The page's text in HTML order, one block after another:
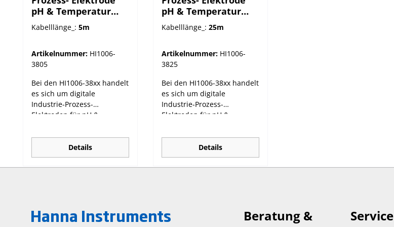
pH & Temperatur
mit PTFE-
Diaphragma
Kabelllänge_: 5m
Artikelnummer: HI1006-
3805
Bei den HI1006-38xx handelt
es sich um digitale
Industrie-Prozess-
Elektroden für pH &
unsere Universal-Prozess-
Controller HI510 Die
digitalen Redox-Sonden der
Serie HI1006-38xx
vielfältige Überwachungs-
und
Details
pH & Temperatur
mit PTFE-
Diaphragma
Kabelllänge_: 25m
Artikelnummer: HI1006-
3825
Bei den HI1006-38xx handelt
es sich um digitale
Industrie-Prozess-
Elektroden für pH &
unsere Universal-Prozess-
Controller HI510 Die
digitalen Redox-Sonden der
Serie HI1006-38xx
vielfältige Überwachungs-
und
Details
Hanna Instruments
Beratung &
Service